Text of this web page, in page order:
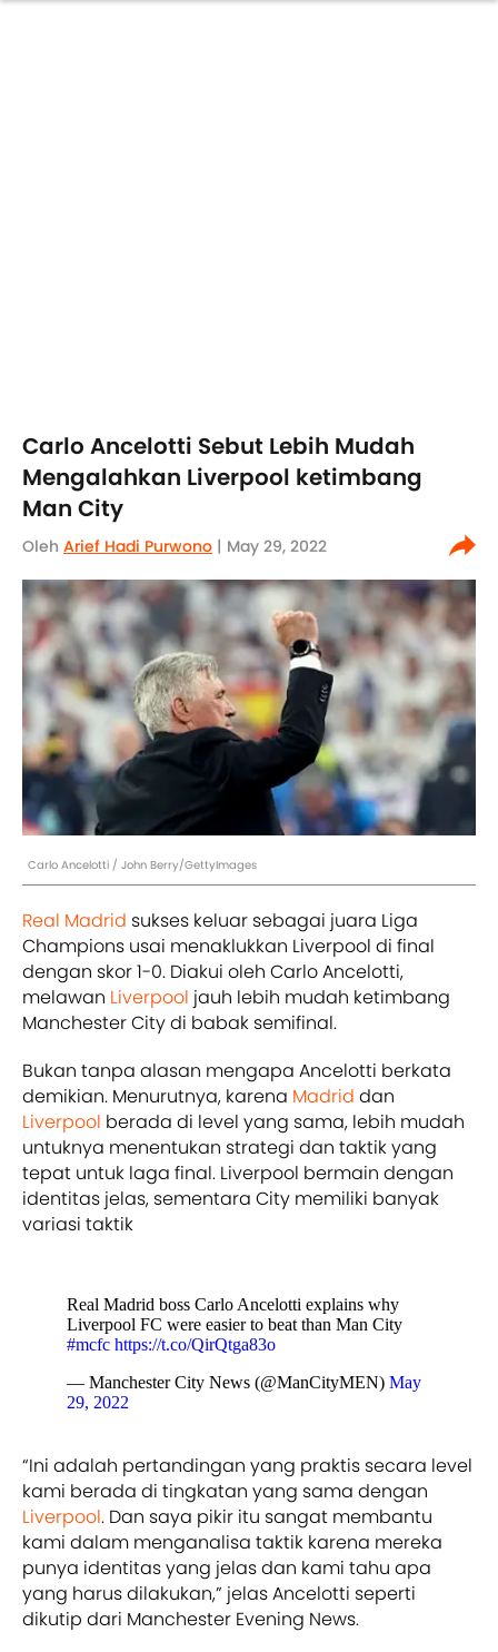
Carlo Ancelotti Sebut Lebih Mudah
Mengalahkan Liverpool ketimbang
Man City
Oleh Arief Hadi Purwono | May 29, 2022
Carlo Ancelotti / John Berry/GettyImages
Real Madrid sukses keluar sebagai juara Liga
Champions usai menaklukkan Liverpool di final
dengan skor 1-0. Diakui oleh Carlo Ancelotti,
melawan Liverpool jauh lebih mudah ketimbang
Manchester City di babak semifinal.
Bukan tanpa alasan mengapa Ancelotti berkata
demikian. Menurutnya, karena Madrid dan
Liverpool berada di level yang sama, lebih mudah
untuknya menentukan strategi dan taktik yang
tepat untuk laga final. Liverpool bermain dengan
identitas jelas, sementara City memiliki banyak
variasi taktik
Real Madrid boss Carlo Ancelotti explains why
Liverpool FC were easier to beat than Man City
#mcfc https://t.co/QirQtga83o
— Manchester City News (@ManCityMEN) May
29, 2022
“Ini adalah pertandingan yang praktis secara level
kami berada di tingkatan yang sama dengan
Liverpool. Dan saya pikir itu sangat membantu
kami dalam menganalisa taktik karena mereka
punya identitas yang jelas dan kami tahu apa
yang harus dilakukan,” jelas Ancelotti seperti
dikutip dari Manchester Evening News.